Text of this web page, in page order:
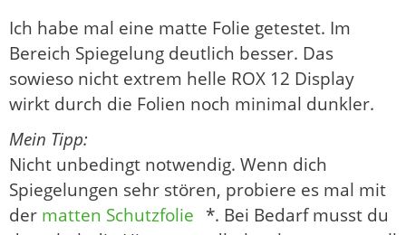
Ich habe mal eine matte Folie getestet. Im
Bereich Spiegelung deutlich besser. Das
sowieso nicht extrem helle ROX 12 Display
wirkt durch die Folien noch minimal dunkler.
Mein Tipp:
Nicht unbedingt notwendig. Wenn dich
Spiegelungen sehr stören, probiere es mal mit
der matten Schutzfolie *. Bei Bedarf musst du